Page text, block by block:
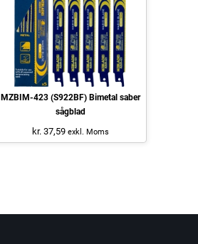
MZBIM-423 (S922BF) Bimetal saber
sågblad
kr. 37,59 exkl. Moms